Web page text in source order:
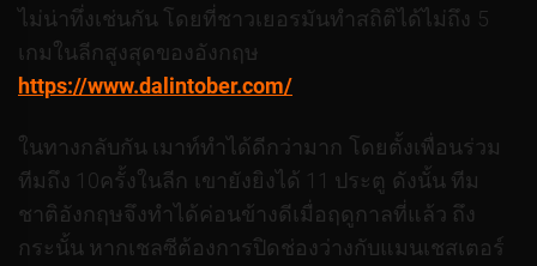
ไม่น่าทึ่งเช่นกัน โดยที่ชาวเยอรมันทำสถิติได้ไม่ถึง 5
เกมในลีกสูงสุดของอังกฤษ
https://www.dalintober.com/
ในทางกลับกัน เมาท์ทำได้ดีกว่ามาก โดยตั้งเพื่อนร่วม
ทีมถึง 10ครั้งในลีก เขายังยิงได้ 11 ประตู ดังนั้น ทีม
ชาติอังกฤษจึงทำได้ค่อนข้างดีเมื่อฤดูกาลที่แล้ว ถึง
กระนั้น หากเชลซีต้องการปิดช่องว่างกับแมนเชสเตอร์